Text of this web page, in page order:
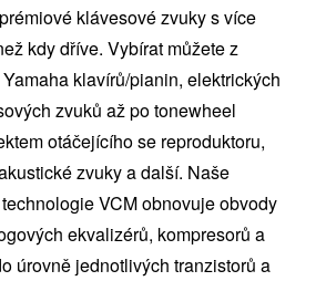
klávesové zvuky s více
kdy dříve. Vybírat můžete z
klavírů/pianin, elektrických
zvuků až po tonewheel
otáčejícího se reproduktoru,
zvuky a další. Naše
VCM obnovuje obvody
ekvalizérů, kompresorů a
úrovně jednotlivých tranzistorů a